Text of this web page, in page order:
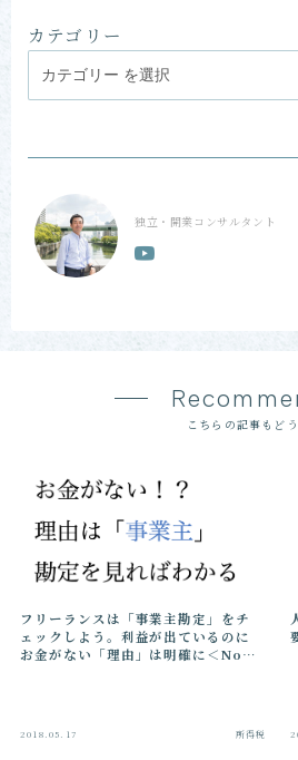
カテゴリー
独立・開業コンサルタント
こちらの記事もど
フリーランスは「事業主勘定」をチ
ェックしよう。利益が出ているのに
お金がない「理由」は明確に＜No
2018.05.17 所得税